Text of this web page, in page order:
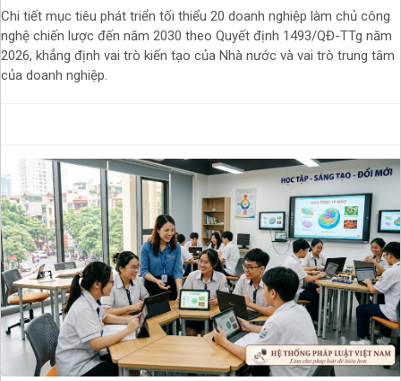
Chi tiết mục tiêu phát triển tối thiểu 20 doanh nghiệp làm chủ công
nghệ chiến lược đến năm 2030 theo Quyết định 1493/QĐ-TTg năm
2026, khẳng định vai trò kiến tạo của Nhà nước và vai trò trung tâm
của doanh nghiệp.